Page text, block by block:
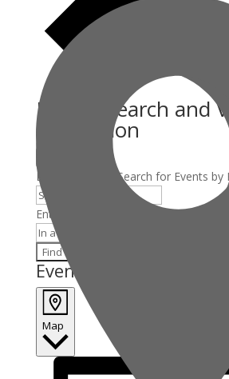
Events Search and
Navigation
Enter Keyword. Search for Events by
Enter Location. Search for Events by
Find Events
Event Views Navigation
Map